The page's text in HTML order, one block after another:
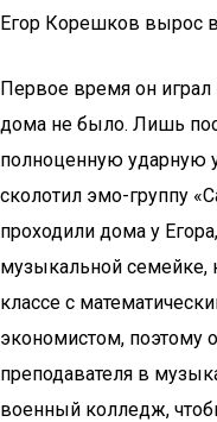
Егор Корешков вырос
Первое время он играл
дома не было. Лишь
полноценную ударную
сколотил эмо-группу
проходили дома у
музыкальной семейке,
классе с
экономистом, поэтому
преподавателя в
военный колледж,